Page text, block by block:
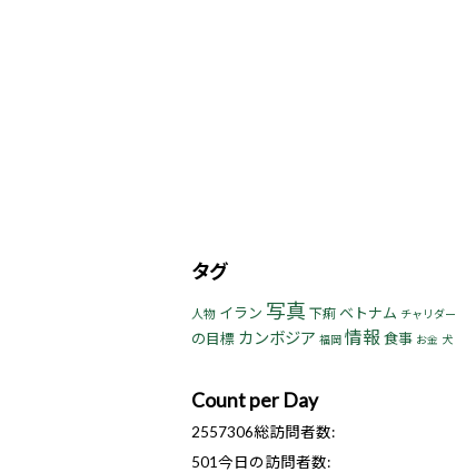
タグ
人物 イラン 写真 下痢 ベトナム チャリダー
の目標 カンボジア 福岡 情報 食事 お金 犬
Count per Day
2557306総訪問者数:
501今日の訪問者数: